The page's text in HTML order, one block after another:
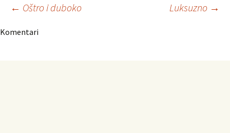
Navigacija
← Oštro i duboko Luksuzno →
Komentari